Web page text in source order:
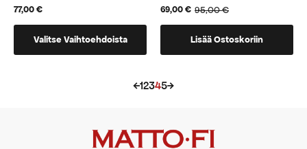
77,00€
Valitse Vaihtoehdoista
tuotteella
95,00€
Alkuperäinen
hinta
95,00 €.
69,00€
Nykyinen
hinta
69,00 €.Lisää Ostoskoriin
←12345→